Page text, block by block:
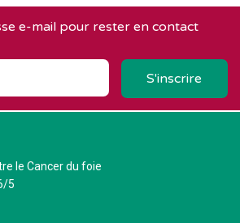
e-mail pour rester en contact
le Cancer du foie
5